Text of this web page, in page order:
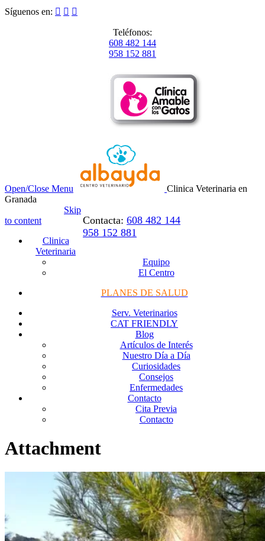
Síguenos en:   
Teléfonos:
608 482 144
958 152 881
Open/Close Menu
Clinica Veterinaria en
Granada
Contacta: 608 482 144
958 152 881
Skip
to content
Clinica
Veterinaria
Equipo
El Centro
PLANES DE SALUD
Serv. Veterinarios
CAT FRIENDLY
Blog
Artículos de Interés
Nuestro Día a Día
Curiosidades
Consejos
Enfermedades
Contacto
Cita Previa
Contacto
Attachment